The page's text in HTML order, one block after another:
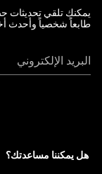
يمكنك تلقي تحديثات
طابعاً شخصياً وأحدث
البريد الإلكتروني
هل يمكننا مساعدتك؟